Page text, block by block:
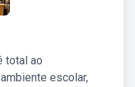
total ao
escolar,